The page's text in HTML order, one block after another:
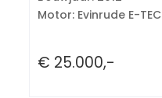
Motor: Evinrude E-TEC
€ 25.000,-